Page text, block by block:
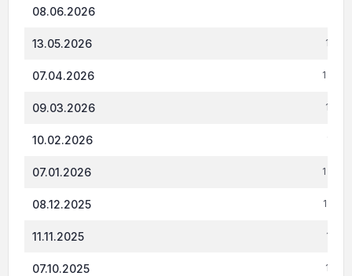
08.06.2026
13.05.2026 1
07.04.2026 1
09.03.2026 1
10.02.2026
07.01.2026 1
08.12.2025 1
11.11.2025 1
07.10.2025 1